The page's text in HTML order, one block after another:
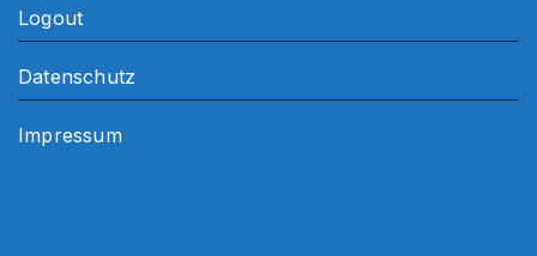
Logout
Datenschutz
Impressum